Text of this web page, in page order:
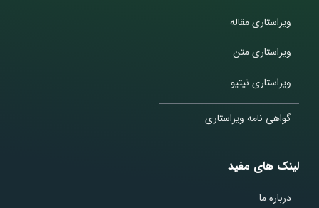
ویراستاری مقاله
ویراستاری متن
ویراستاری نیتیو
گواهی نامه ویراستاری
لینک های مفید
درباره ما